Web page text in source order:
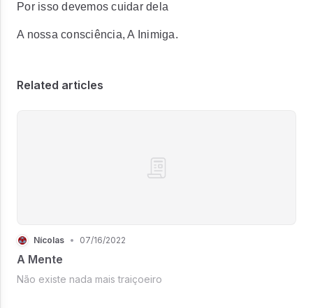
Por isso devemos cuidar dela
A nossa consciência, A Inimiga.
Related articles
Nícolas • 07/16/2022
A Mente
Não existe nada mais traiçoeiro